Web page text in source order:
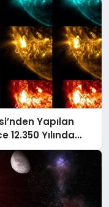
Yapılan
Yılında